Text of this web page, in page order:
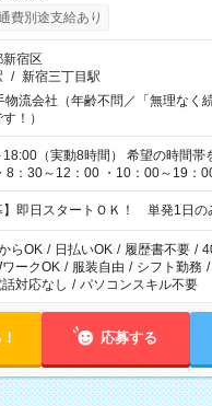
費別途支給あり
宿区
/ 新宿三丁目駅
物流会社（年齢不問／「無理なく
！）
動8時間） 希望の時間帯を選べます！ ＜シフト
8：30～12：00 ・10：00～19：
00～22：00 ・22：00～翌6：00
】即日スタートＯＫ！ 単発1日の
らOK / 日払いOK / 履歴書不要 /
ークOK / 服装自由 / シフト勤務 /
話対応なし / パソコンスキル不要
応募する